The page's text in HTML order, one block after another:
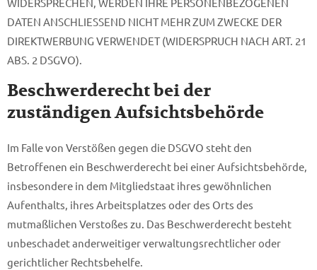
DATEN ANSCHLIESSEND NICHT MEHR ZUM ZWECKE DER
DIREKTWERBUNG VERWENDET (WIDERSPRUCH NACH ART. 21
ABS. 2 DSGVO).
Beschwerde­recht bei der
zuständigen Aufsichts­behörde
Im Falle von Verstößen gegen die DSGVO steht den
Betroffenen ein Beschwerderecht bei einer Aufsichtsbehörde,
insbesondere in dem Mitgliedstaat ihres gewöhnlichen
Aufenthalts, ihres Arbeitsplatzes oder des Orts des
mutmaßlichen Verstoßes zu. Das Beschwerderecht besteht
unbeschadet anderweitiger verwaltungsrechtlicher oder
gerichtlicher Rechtsbehelfe.